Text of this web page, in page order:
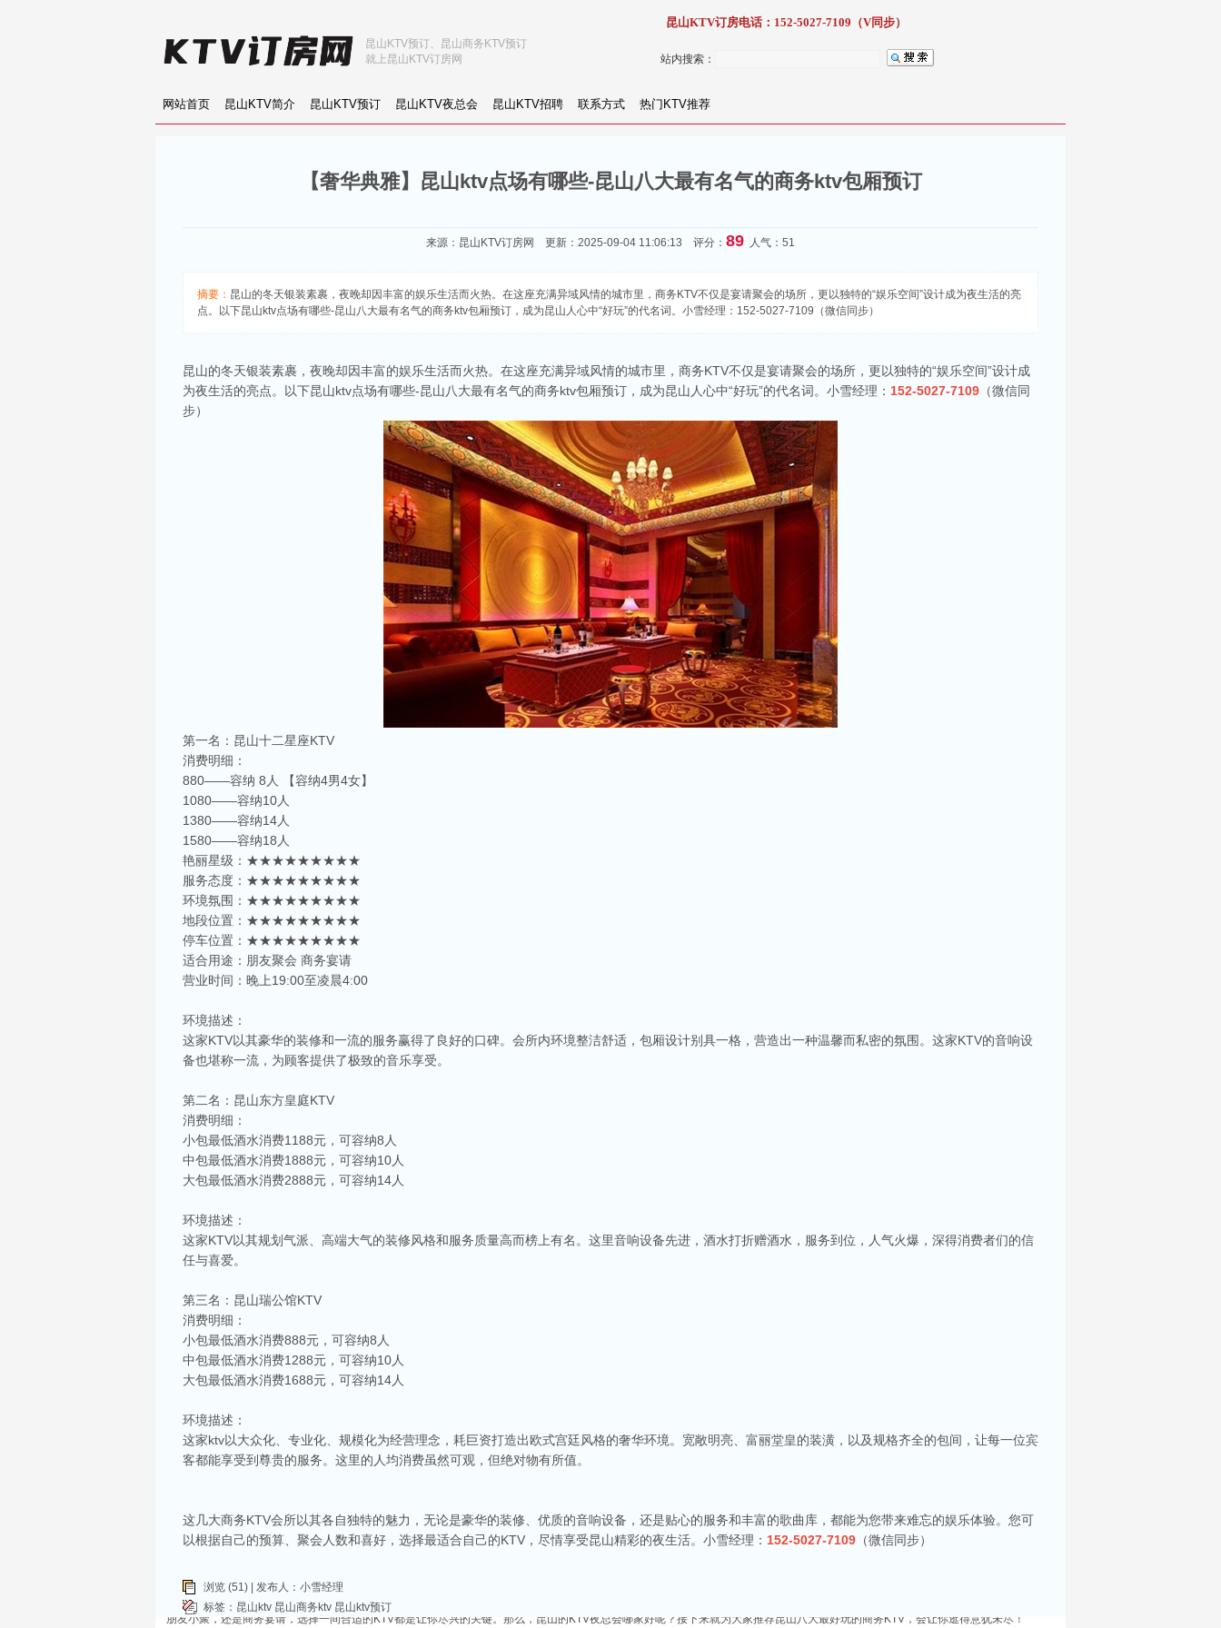
站内搜索：
网站首页 昆山KTV简介 昆山KTV预订 昆山KTV夜总会 昆山KTV招聘 联系方式 热门KTV推荐
昆山KTV预订、昆山商务KTV预订
就上昆山KTV订房网
昆山KTV订房电话：152-5027-7109（V同步）
相关推荐
昆山ktv夜场哪里好玩-昆山八大便宜好玩的商务ktv会所排名
昆山天外天KTV以其优雅的环境和周到的服务著称。这里不仅拥有现代的音响设备和豪华的装修，还有专业的调酒师和服务人员全程为你服务。每间包房都配备了大屏幕投影及高质量音
昆山ktv哪个比较好-昆山八大比较好的ktv娱乐会所推荐
昆山，一座充满活力与魅力的城市，以其丰富的美食、独特的文化和而闻名。如果你想要体验一场嗨翻天的夜晚，KTV绝对是不可或缺的选择。在昆山，有许多高端KTV会所可供选择，
昆山位于江苏省苏州市，是一个经济蓬勃发展的城市，不仅在商业、旅游等方面表现出色，还有着丰富的。夜晚的昆山市区总是灯火辉煌，KTV的热潮更是成为了这个城市夜晚的主旋
律。和其他城市一样，昆山的KTV也有高低之分，而高端KTV以其绝佳的环境、优质的服务和顶尖的音响设备吸引了不少年轻人和商务人士。接下来，就让我为大家揭晓昆山五大高端
昆山ktv夜总会哪家好-昆山八大最好玩的商务ktv推荐
在昆山这座历史悠久而又充满活力的城市，KTV无疑是最受欢迎的娱乐场所之一。夜总会作为KTV的一种高端娱乐场所，为喜欢唱歌和社交的人们提供了一个理想的聚会地点。无论是和
朋友小聚，还是商务宴请，选择一间合适的KTV都是让你尽兴的关键。那么，昆山的KTV夜总会哪家好呢？接下来就为大家推荐昆山八大最好玩的商务KTV，会让你逛得意犹未尽！
【奢华典雅】昆山ktv点场有哪些-昆山八大最有名气的商务ktv包厢预订
来源： 昆山KTV订房网 更新：2025-09-04 11:06:13 评分： 89 人气：51
摘要： 昆山的冬天银装素裹，夜晚却因丰富的娱乐生活而火热。在这座充满异域风情的城市里，商务KTV不仅是宴请聚会的场所，更以独特的“娱乐空间”设计成为夜生活的亮
点。以下昆山ktv点场有哪些-昆山八大最有名气的商务ktv包厢预订，成为昆山人心中“好玩”的代名词。小雪经理：152-5027-7109（微信同步）
昆山的冬天银装素裹，夜晚却因丰富的娱乐生活而火热。在这座充满异域风情的城市里，商务KTV不仅是宴请聚会的场所，更以独特的“娱乐空间”设计成
为夜生活的亮点。以下昆山ktv点场有哪些-昆山八大最有名气的商务ktv包厢预订，成为昆山人心中“好玩”的代名词。小雪经理： 152-5027-7109 （微信同
步）
第一名：昆山十二星座KTV
消费明细：
880——容纳 8人 【容纳4男4女】
1080——容纳10人
1380——容纳14人
1580——容纳18人
艳丽星级：★★★★★★★★★
服务态度：★★★★★★★★★
环境氛围：★★★★★★★★★
地段位置：★★★★★★★★★
停车位置：★★★★★★★★★
适合用途：朋友聚会 商务宴请
营业时间：晚上19:00至凌晨4:00
环境描述：
这家KTV以其豪华的装修和一流的服务赢得了良好的口碑。会所内环境整洁舒适，包厢设计别具一格，营造出一种温馨而私密的氛围。这家KTV的音响设
备也堪称一流，为顾客提供了极致的音乐享受。
第二名：昆山东方皇庭KTV
消费明细：
小包最低酒水消费1188元，可容纳8人
中包最低酒水消费1888元，可容纳10人
大包最低酒水消费2888元，可容纳14人
环境描述：
这家KTV以其规划气派、高端大气的装修风格和服务质量高而榜上有名。这里音响设备先进，酒水打折赠酒水，服务到位，人气火爆，深得消费者们的信
任与喜爱。
第三名：昆山瑞公馆KTV
消费明细：
小包最低酒水消费888元，可容纳8人
中包最低酒水消费1288元，可容纳10人
大包最低酒水消费1688元，可容纳14人
环境描述：
这家ktv以大众化、专业化、规模化为经营理念，耗巨资打造出欧式宫廷风格的奢华环境。宽敞明亮、富丽堂皇的装潢，以及规格齐全的包间，让每一位宾
客都能享受到尊贵的服务。这里的人均消费虽然可观，但绝对物有所值。
这几大商务KTV会所以其各自独特的魅力，无论是豪华的装修、优质的音响设备，还是贴心的服务和丰富的歌曲库，都能为您带来难忘的娱乐体验。您可
以根据自己的预算、聚会人数和喜好，选择最适合自己的KTV，尽情享受昆山精彩的夜生活。小雪经理： 152-5027-7109 （微信同步）
浏览 (51) | 发布人：小雪经理
标签： 昆山ktv 昆山商务ktv 昆山ktv预订